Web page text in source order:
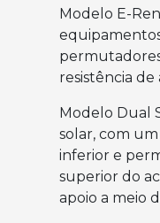
Modelo E-
resistência
Modelo Dual
solar, com
inferior e
superior do
apoio a meio